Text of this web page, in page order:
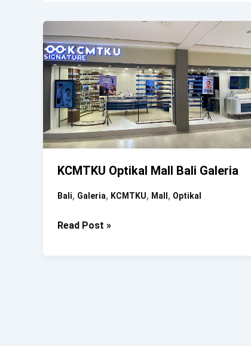
KCMTKU Optikal Mall Bali Galeria
Bali, Galeria, KCMTKU, Mall , Optikal
KCMTKU
Read Post »